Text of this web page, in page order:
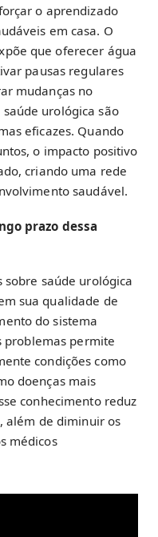
o aprendizado
em casa. O
que oferecer água
pausas regulares
mudanças no
urológica são
eficazes. Quando
o impacto positivo
criando uma rede
saudável.
prazo dessa
sobre saúde urológica
sua qualidade de
do sistema
problemas permite
condições como
doenças mais
conhecimento reduz
além de diminuir os
médicos